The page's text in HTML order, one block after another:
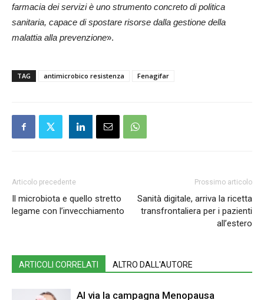
farmacia dei servizi è uno strumento concreto di politica
sanitaria, capace di spostare risorse dalla gestione della
malattia alla prevenzione».
TAG antimicrobico resistenza Fenagifar
Articolo precedente
Il microbiota e quello stretto
legame con l’invecchiamento
Prossimo articolo
Sanità digitale, arriva la ricetta
transfrontaliera per i pazienti
all’estero
ARTICOLI CORRELATI ALTRO DALL'AUTORE
Al via la campagna Menopausa